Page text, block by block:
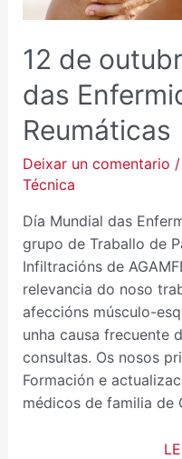
12 de
das
Reumáticas
Deixar un comentario /
Técnica
Día Mundial das
grupo de Traballo de
Infiltracións de
relevancia do noso
afeccións músculo-
unha causa frecuente
consultas. Os nosos
Formación e
médicos de familia de